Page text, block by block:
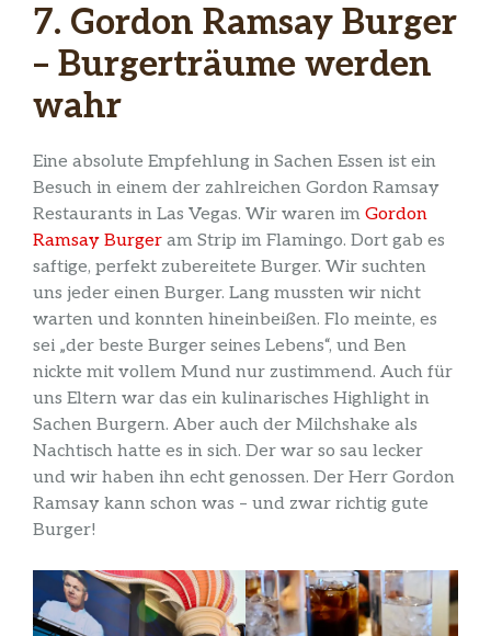
7. Gordon Ramsay Burger
– Burgerträume werden
wahr
Eine absolute Empfehlung in Sachen Essen ist ein
Besuch in einem der zahlreichen Gordon Ramsay
Restaurants in Las Vegas. Wir waren im Gordon
Ramsay Burger am Strip im Flamingo. Dort gab es
saftige, perfekt zubereitete Burger. Wir suchten
uns jeder einen Burger. Lang mussten wir nicht
warten und konnten hineinbeißen. Flo meinte, es
sei „der beste Burger seines Lebens“, und Ben
nickte mit vollem Mund nur zustimmend. Auch für
uns Eltern war das ein kulinarisches Highlight in
Sachen Burgern. Aber auch der Milchshake als
Nachtisch hatte es in sich. Der war so sau lecker
und wir haben ihn echt genossen. Der Herr Gordon
Ramsay kann schon was – und zwar richtig gute
Burger!